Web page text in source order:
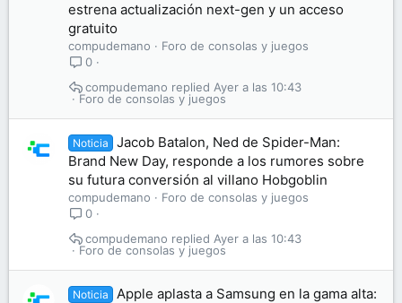
estrena actualización next-gen y un acceso
gratuito
compudemano
Foro de consolas y juegos
0
Foro de consolas y juegos
Ayer a las 10:43
compudemano
Noticia
Jacob Batalon, Ned de Spider-Man:
Brand New Day, responde a los rumores sobre
su futura conversión al villano Hobgoblin
compudemano
Foro de consolas y juegos
0
Foro de consolas y juegos
Ayer a las 10:43
compudemano
Noticia
Apple aplasta a Samsung en la gama alta: